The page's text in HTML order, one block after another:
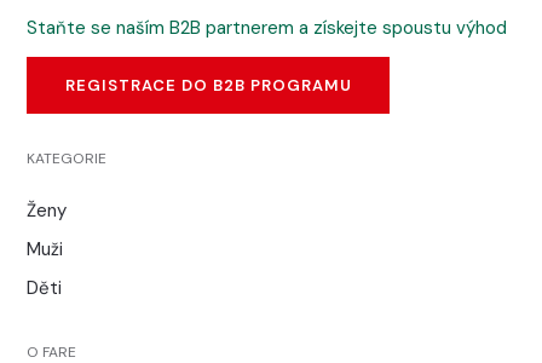
Staňte se naším B2B partnerem a získejte spoustu výhod
REGISTRACE DO B2B PROGRAMU
KATEGORIE
Ženy
Muži
Děti
O FARE